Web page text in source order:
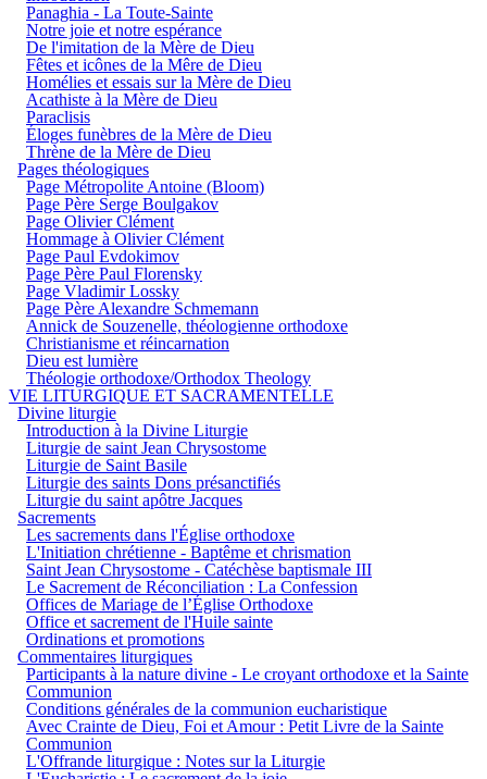
Panaghia - La Toute-Sainte
Notre joie et notre espérance
De l'imitation de la Mère de Dieu
Fêtes et icônes de la Mêre de Dieu
Homélies et essais sur la Mère de Dieu
Acathiste à la Mère de Dieu
Paraclisis
Éloges funèbres de la Mère de Dieu
Thrène de la Mère de Dieu
Pages théologiques
Page Métropolite Antoine (Bloom)
Page Père Serge Boulgakov
Page Olivier Clément
Hommage à Olivier Clément
Page Paul Evdokimov
Page Père Paul Florensky
Page Vladimir Lossky
Page Père Alexandre Schmemann
Annick de Souzenelle, théologienne orthodoxe
Christianisme et réincarnation
Dieu est lumière
Théologie orthodoxe/Orthodox Theology
VIE LITURGIQUE ET SACRAMENTELLE
Divine liturgie
Introduction à la Divine Liturgie
Liturgie de saint Jean Chrysostome
Liturgie de Saint Basile
Liturgie des saints Dons présanctifiés
Liturgie du saint apôtre Jacques
Sacrements
Les sacrements dans l'Église orthodoxe
L'Initiation chrétienne - Baptême et chrismation
Saint Jean Chrysostome - Catéchèse baptismale III
Le Sacrement de Réconciliation : La Confession
Offices de Mariage de l’Église Orthodoxe
Office et sacrement de l'Huile sainte
Ordinations et promotions
Commentaires liturgiques
Participants à la nature divine - Le croyant orthodoxe et la Sainte
Communion
Conditions générales de la communion eucharistique
Avec Crainte de Dieu, Foi et Amour : Petit Livre de la Sainte
Communion
L'Offrande liturgique : Notes sur la Liturgie